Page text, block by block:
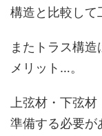
構造と比較して
またトラス構
メリット…。
上弦材・下弦材
準備する必要が